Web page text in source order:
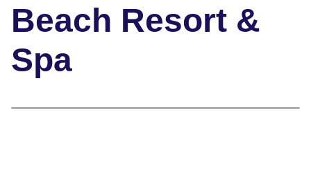
Beach Resort &
Spa